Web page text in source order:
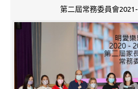
第二屆常務委員會